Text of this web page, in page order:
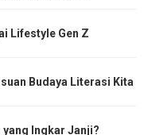
Lifestyle Gen Z
Budaya Literasi Kita
yang Ingkar Janji?